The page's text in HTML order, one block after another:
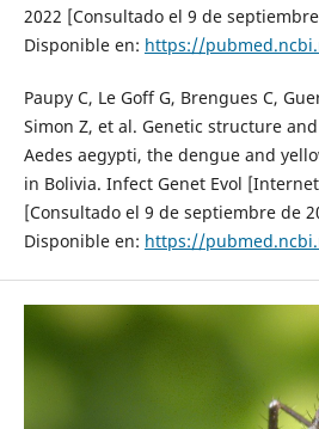
2022 [Consultado el 9 de
Disponible en: https://
Paupy C, Le Goff G, Brengues C,
Simon Z, et al. Genetic structure
Aedes aegypti, the dengue and
in Bolivia. Infect Genet Evol
[Consultado el 9 de septiembre de
Disponible en: https://